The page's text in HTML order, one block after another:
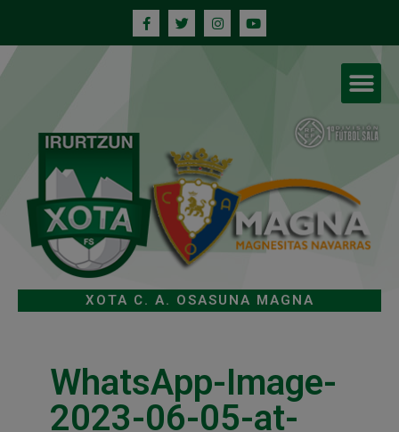
XOTA C. A. OSASUNA MAGNA
WhatsApp-Image-
2023-06-05-at-